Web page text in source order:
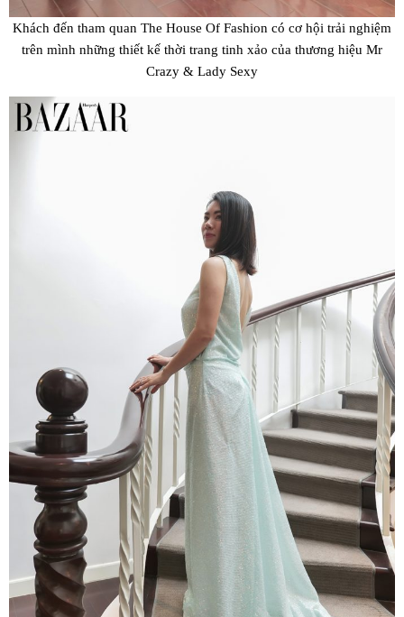
Khách đến tham quan The House Of Fashion có cơ hội trải nghiệm
trên mình những thiết kế thời trang tinh xảo của thương hiệu Mr
Crazy & Lady Sexy